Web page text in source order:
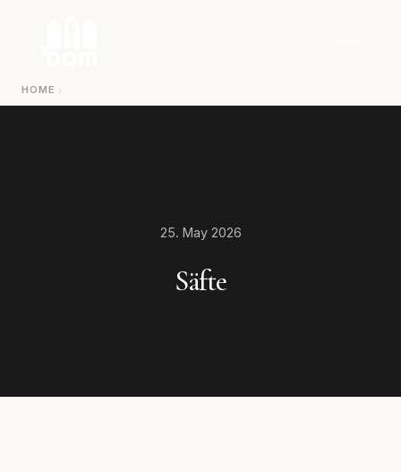
HOME
25. May 2026
Säfte